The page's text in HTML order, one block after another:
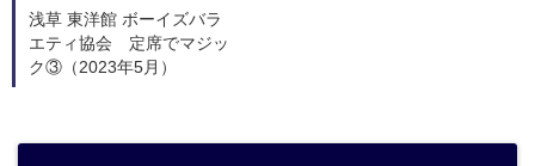
浅草 東洋館 ボーイズバラ
エティ協会 定席でマジッ
ク③（2023年5月）